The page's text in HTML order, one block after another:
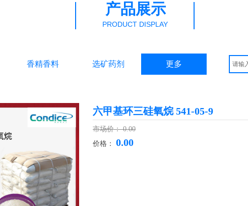
产品展示
PRODUCT DISPLAY
香精香料 选矿药剂 更多
六甲基环三硅氧烷 541-05-9
市场价：0.00
价格： 0.00